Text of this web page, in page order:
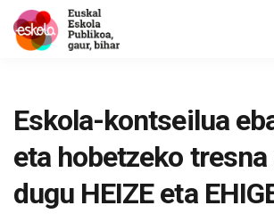
Eskola-kontseilua
eta hobetzeko
dugu HEIZE eta